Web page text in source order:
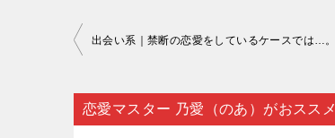
投
ナ
ビ
出会い系｜禁断の恋愛をしているケースでは…。
恋愛マスター 乃愛（のあ）がおスス